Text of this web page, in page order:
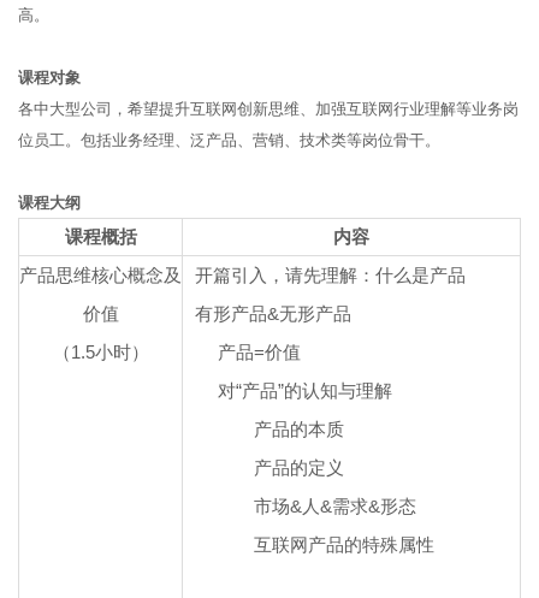
高。
课程对象
各中大型公司，希望提升互联网创新思维、加强互联网行业理解等业务岗
位员工。包括业务经理、泛产品、营销、技术类等岗位骨干。
课程大纲
课程概括
内容
产品思维核心概念及
价值
（1.5小时）
开篇引入，请先理解：什么是产品
有形产品&无形产品
产品=价值
对“产品”的认知与理解
产品的本质
产品的定义
市场&人&需求&形态
互联网产品的特殊属性